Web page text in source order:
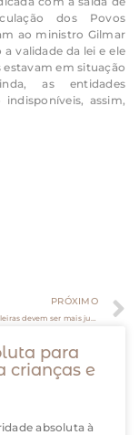
dos Povos
ao ministro Gilmar
validade da lei e ele
estavam em situação
as entidades
assim,
PRÓXIMO
para
crianças e
absoluta à